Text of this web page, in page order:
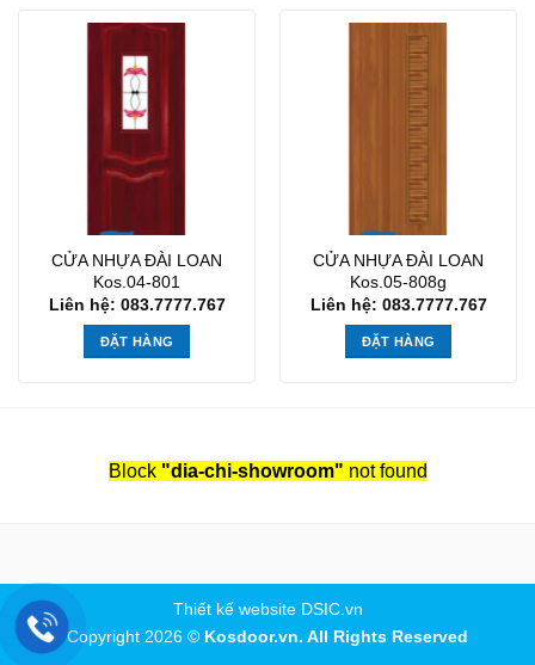
CỬA NHỰA ĐÀI LOAN
Kos.04-801
Liên hệ: 083.7777.767
ĐẶT HÀNG
CỬA NHỰA ĐÀI LOAN
Kos.05-808g
Liên hệ: 083.7777.767
ĐẶT HÀNG
Block "dia-chi-showroom" not found
Thiết kế website DSIC.vn
Copyright 2026 © Kosdoor.vn. All Rights Reserved